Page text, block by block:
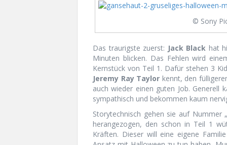
© Sony
Das traurigste zuerst: Jack Black hat
Minuten blicken. Das Fehlen wird
Kernstück von Teil 1. Dafür stehen 3
Jeremy Ray Taylor kennt, den
auch wieder einen guten Job. Generell
sympathisch und bekommen kaum
Storytechnisch gehen sie auf Nummer
herangezogen, den schon in Teil 1
Kräften. Dieser will eine eigene